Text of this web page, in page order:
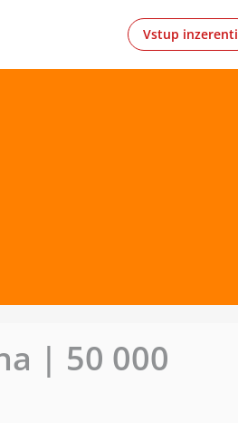
Vstup inzerenti
| 50 000